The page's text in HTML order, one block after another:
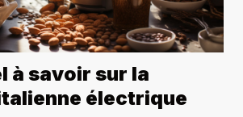
à savoir sur la
électrique